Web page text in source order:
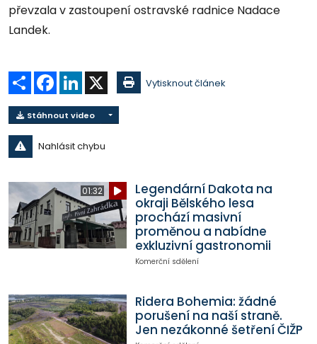
převzala v zastoupení ostravské radnice Nadace
Landek.
Sdílet Facebook
LinkedIn Vytisknout článek
Stáhnout video
Nahlásit chybu
01:32
Legendární Dakota na
okraji Bělského lesa
prochází masivní
proměnou a nabídne
exkluzivní gastronomii
Komerční sdělení
Ridera Bohemia: žádné
porušení na naší straně.
Jen nezákonné šetření ČIŽP